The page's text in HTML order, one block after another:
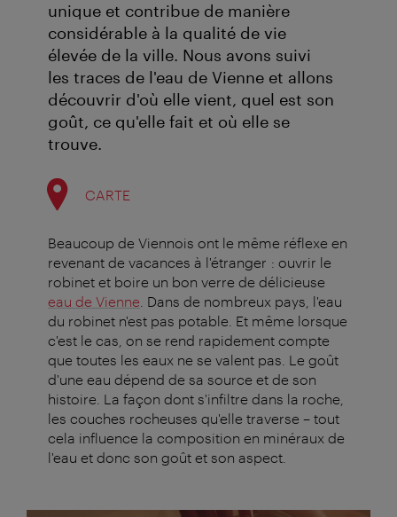
unique et contribue de manière
considérable à la qualité de vie
élevée de la ville. Nous avons suivi
les traces de l'eau de Vienne et allons
découvrir d'où elle vient, quel est son
goût, ce qu'elle fait et où elle se
trouve.
CARTE
Beaucoup de Viennois ont le même réflexe en
revenant de vacances à l'étranger : ouvrir le
robinet et boire un bon verre de délicieuse
eau de Vienne . Dans de nombreux pays, l'eau
du robinet n'est pas potable. Et même lorsque
c'est le cas, on se rend rapidement compte
que toutes les eaux ne se valent pas. Le goût
d'une eau dépend de sa source et de son
histoire. La façon dont s'infiltre dans la roche,
les couches rocheuses qu'elle traverse – tout
cela influence la composition en minéraux de
l'eau et donc son goût et son aspect.